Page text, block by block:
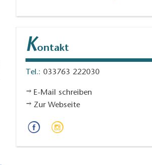
Kontakt
Tel.: 033763 222030
E-Mail schreiben
Zur Webseite